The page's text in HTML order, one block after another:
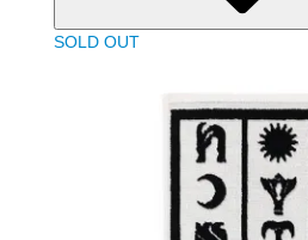
SOLD OUT